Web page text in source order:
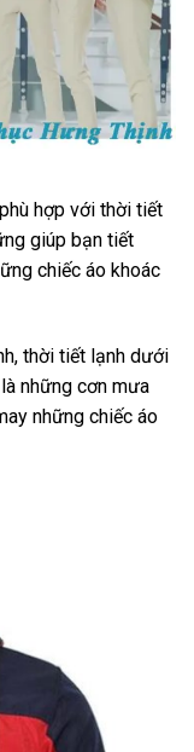
hợp với thời tiết
giúp bạn tiết
chiếc áo khoác
thời tiết lạnh dưới
những cơn mưa
những chiếc áo